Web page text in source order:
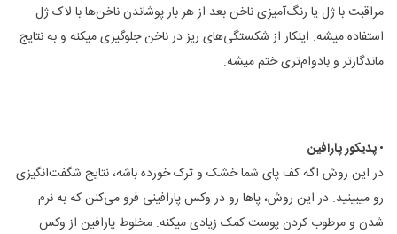
مراقبت با ژل یا رنگ‌آمیزی ناخن بعد از هر بار پوشاندن ناخن‌ها با لاک ژل
استفاده میشه. اینکار از شکستگی‌های ریز در ناخن جلوگیری میکنه و به نتایج
ماندگارتر و بادوام‌تری ختم میشه.
•پدیکور پارافین
در این روش اگه کف پای شما خشک و ترک خورده باشه، نتایج شگفت‌انگیزی
رو میبینید. در این روش‌، پاها رو در وکس پارافینی فرو می‌کنن که به نرم
شدن و مرطوب کردن پوست کمک زیادی میکنه. مخلوط پارافین از وکس